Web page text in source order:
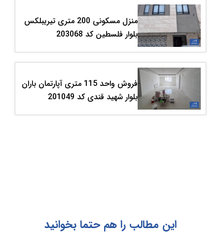
منزل مسکونی 200 متری تیریبلکس
بلوار فلسطین کد 203068
فروش واحد 115 متری آپارتمان باران
بلوار شهید قندی کد 201049
این مطالب را هم حتما بخوانید